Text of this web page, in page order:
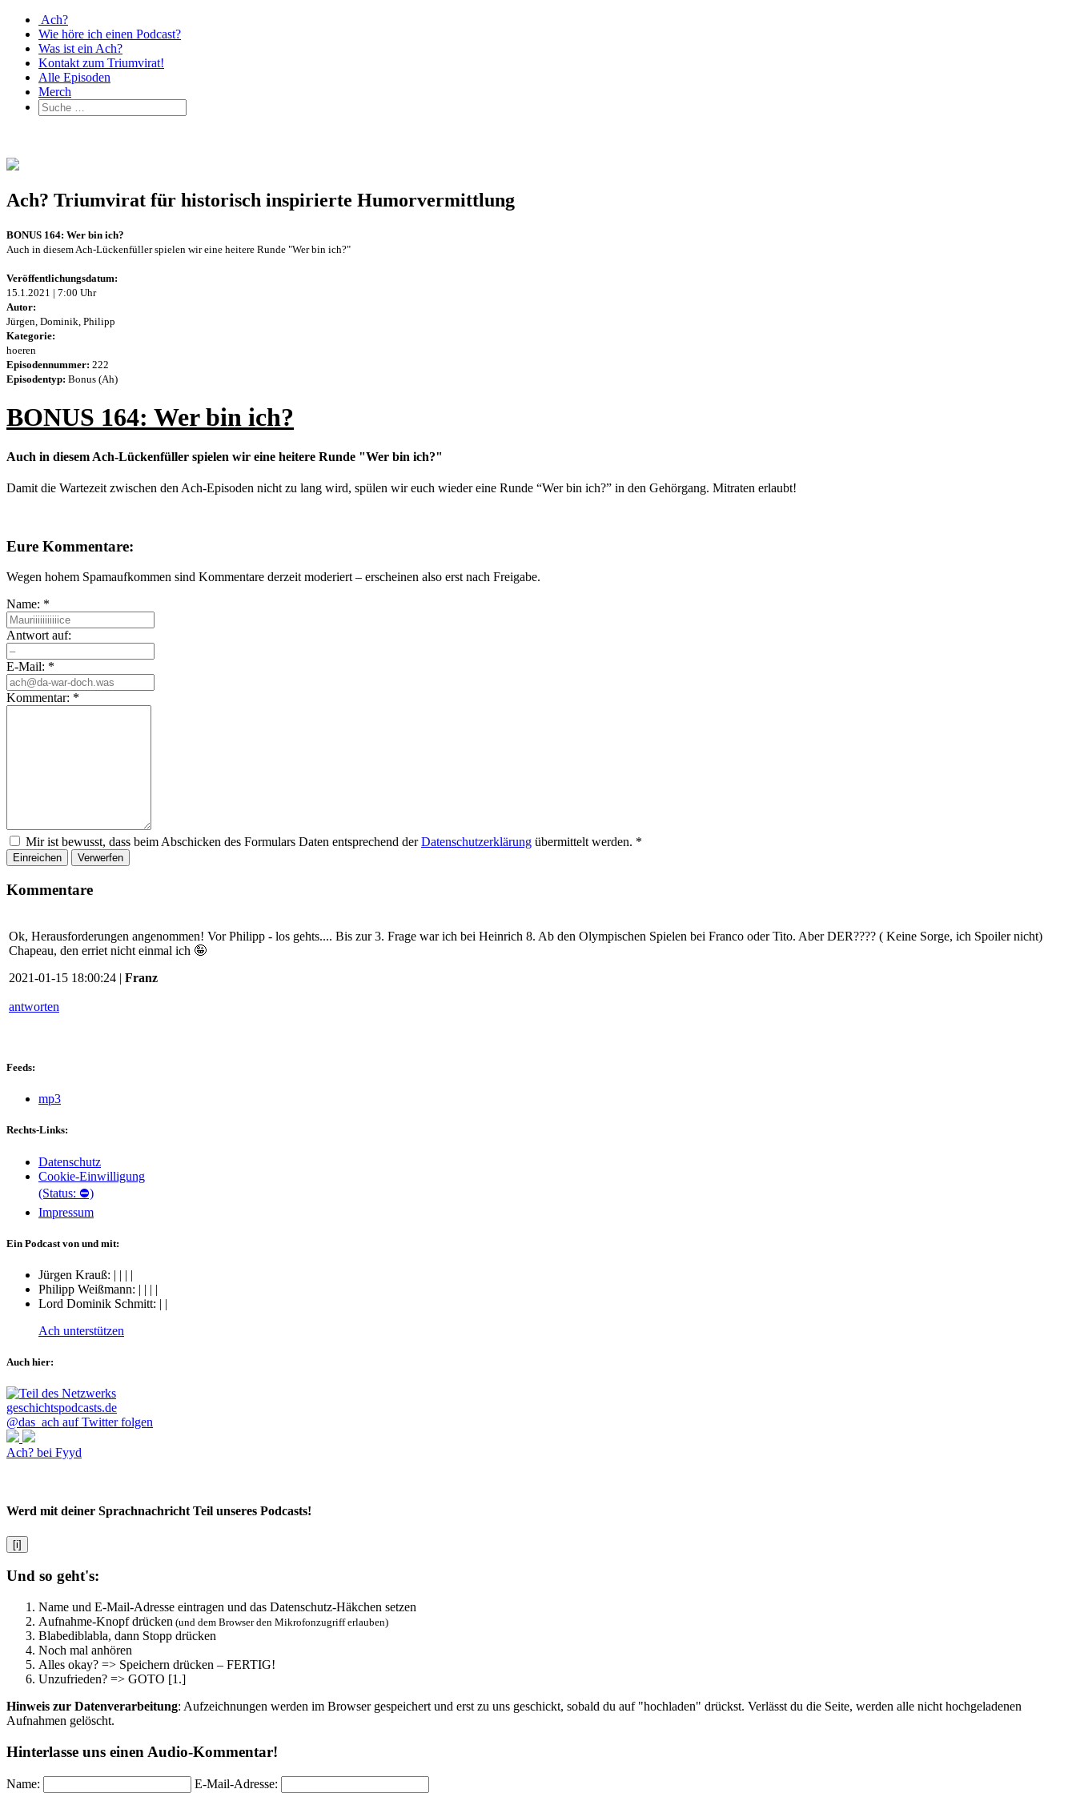
Ach?
Wie höre ich einen Podcast?
Was ist ein Ach?
Kontakt zum Triumvirat!
Alle Episoden
Merch
Ach? Triumvirat für historisch inspirierte Humorvermittlung
BONUS 164: Wer bin ich?
Auch in diesem Ach-Lückenfüller spielen wir eine heitere Runde "Wer bin ich?"
Veröffentlichungsdatum:
15.1.2021 | 7:00 Uhr
Autor:
Jürgen, Dominik, Philipp
Kategorie:
hoeren
Episodennummer: 222
Episodentyp: Bonus (Ah)
BONUS 164: Wer bin ich?
Auch in diesem Ach-Lückenfüller spielen wir eine heitere Runde "Wer bin ich?"
Damit die Wartezeit zwischen den Ach-Episoden nicht zu lang wird, spülen wir euch wieder eine Runde “Wer bin ich?” in den Gehörgang. Mitraten erlaubt!
Eure Kommentare:
Wegen hohem Spamaufkommen sind Kommentare derzeit moderiert – erscheinen also erst nach Freigabe.
Name: *
Antwort auf:
E-Mail: *
Kommentar: *
Mir ist bewusst, dass beim Abschicken des Formulars Daten entsprechend derDatenschutzerklärung übermittelt werden. *
Einreichen Verwerfen
Kommentare
Ok, Herausforderungen angenommen! Vor Philipp - los gehts.... Bis zur 3. Frage war ich bei Heinrich 8. Ab den Olympischen Spielen bei Franco oder Tito. Aber DER???? ( Keine Sorge, ich Spoiler nicht)
Chapeau, den erriet nicht einmal ich 🤪
2021-01-15 18:00:24 | Franz
antworten
Feeds:
mp3
Rechts-Links:
Datenschutz
Cookie-Einwilligung
(Status: ⛔)
Impressum
Ein Podcast von und mit:
Jürgen Krauß: | | | |
Philipp Weißmann: | | | |
Lord Dominik Schmitt: | |
Ach unterstützen
Auch hier:
@das_ach auf Twitter folgen
Ach? bei Fyyd
Werd mit deiner Sprachnachricht Teil unseres Podcasts!
[i]
Und so geht's:
Name und E-Mail-Adresse eintragen und das Datenschutz-Häkchen setzen
Aufnahme-Knopf drücken (und dem Browser den Mikrofonzugriff erlauben)
Blabediblabla, dann Stopp drücken
Noch mal anhören
Alles okay? => Speichern drücken – FERTIG!
Unzufrieden? => GOTO [1.]
Hinweis zur Datenverarbeitung: Aufzeichnungen werden im Browser gespeichert und erst zu uns geschickt, sobald du auf "hochladen" drückst. Verlässt du die Seite, werden alle nicht hochgeladenen
Aufnahmen gelöscht.
Hinterlasse uns einen Audio-Kommentar!
Name: E-Mail-Adresse: